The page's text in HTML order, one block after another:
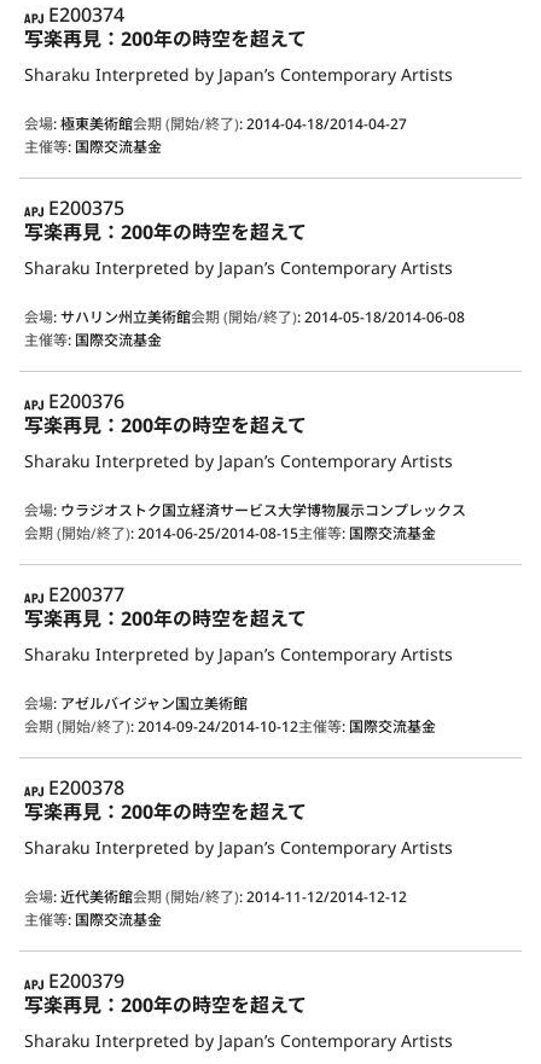
APJ
E200374
写楽再見：200年の時空を超えて
Sharaku Interpreted by Japan’s Contemporary Artists
会場:極東美術館会期 (開始/終了):2014-04-18/2014-04-27
主催等: 国際交流基金
APJ
E200375
写楽再見：200年の時空を超えて
Sharaku Interpreted by Japan’s Contemporary Artists
会場:サハリン州立美術館会期 (開始/終了):2014-05-18/2014-06-08
主催等: 国際交流基金
APJ
E200376
写楽再見：200年の時空を超えて
Sharaku Interpreted by Japan’s Contemporary Artists
会場: ウラジオストク国立経済サービス大学博物展示コンプレックス
会期 (開始/終了):2014-06-25/2014-08-15主催等: 国際交流基金
APJ
E200377
写楽再見：200年の時空を超えて
Sharaku Interpreted by Japan’s Contemporary Artists
会場: アゼルバイジャン国立美術館
会期 (開始/終了):2014-09-24/2014-10-12主催等: 国際交流基金
APJ
E200378
写楽再見：200年の時空を超えて
Sharaku Interpreted by Japan’s Contemporary Artists
会場:近代美術館会期 (開始/終了):2014-11-12/2014-12-12
主催等: 国際交流基金
APJ
E200379
写楽再見：200年の時空を超えて
Sharaku Interpreted by Japan’s Contemporary Artists